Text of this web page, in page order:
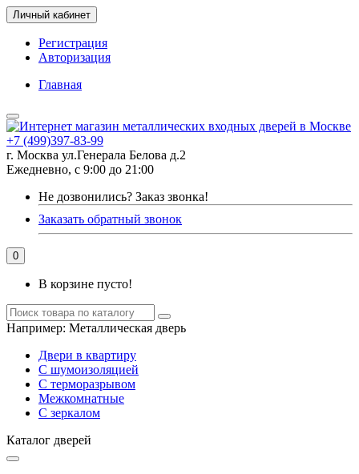
Личный кабинет
Регистрация
Авторизация
Главная
+7 (499)397-83-99
г. Москва ул.Генерала Белова д.2
Ежедневно, с 9:00 до 21:00
Не дозвонились? Заказ звонка!
Заказать обратный звонок
0
В корзине пусто!
Например: Металлическая дверь
Двери в квартиру
С шумоизоляцией
С терморазрывом
Межкомнатные
С зеркалом
Каталог дверей